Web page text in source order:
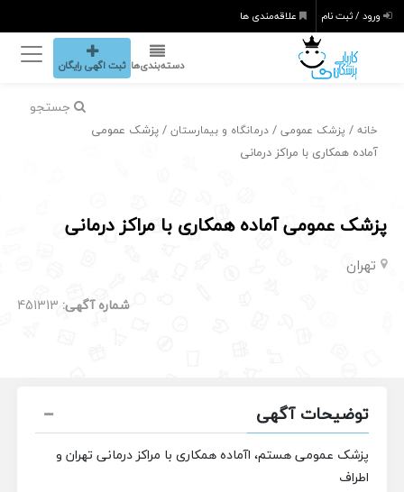
ورود / ثبت نام علاقه‌مندی ها
دسته‌بندی‌ها ثبت اگهی رایگان
جستجو
خانه / پزشک عمومی /درمانگاه و بیمارستان / پزشک عمومی
آماده همکاری با مراکز درمانی
پزشک عمومی آماده همکاری با مراکز درمانی
تهران
شماره آگهی: 451313
توضیحات آگهی
پزشک عمومی هستم، اآماده همکاری با مراکز درمانی تهران و
اطراف